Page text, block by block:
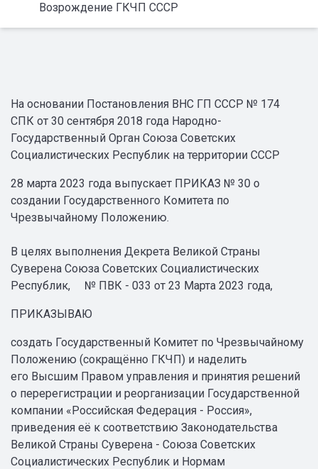
Возрождение ГКЧП СССР
На основании Постановления ВНС ГП СССР № 174
СПК от 30 сентября 2018 года Народно-
Государственный Орган Союза Советских
Социалистических Республик на территории СССР
28 марта 2023 года выпускает ПРИКАЗ № 30 о
создании Государственного Комитета по
Чрезвычайному Положению.
В целях выполнения Декрета Великой Страны
Суверена Союза Советских Социалистических
Республик, № ПВК - 033 от 23 Марта 2023 года,
ПРИКАЗЫВАЮ
создать Государственный Комитет по Чрезвычайному
Положению (сокращённо ГКЧП) и наделить
его Высшим Правом управления и принятия решений
о перерегистрации и реорганизации Государственной
компании «Российская Федерация - Россия»,
приведения её к соответствию Законодательства
Великой Страны Суверена - Союза Советских
Социалистических Республик и Нормам